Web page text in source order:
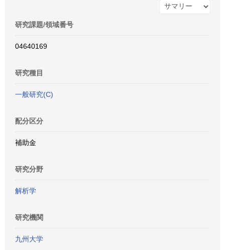
研究課題/領域番号
04640169
研究種目
一般研究(C)
配分区分
補助金
研究分野
解析学
研究機関
九州大学